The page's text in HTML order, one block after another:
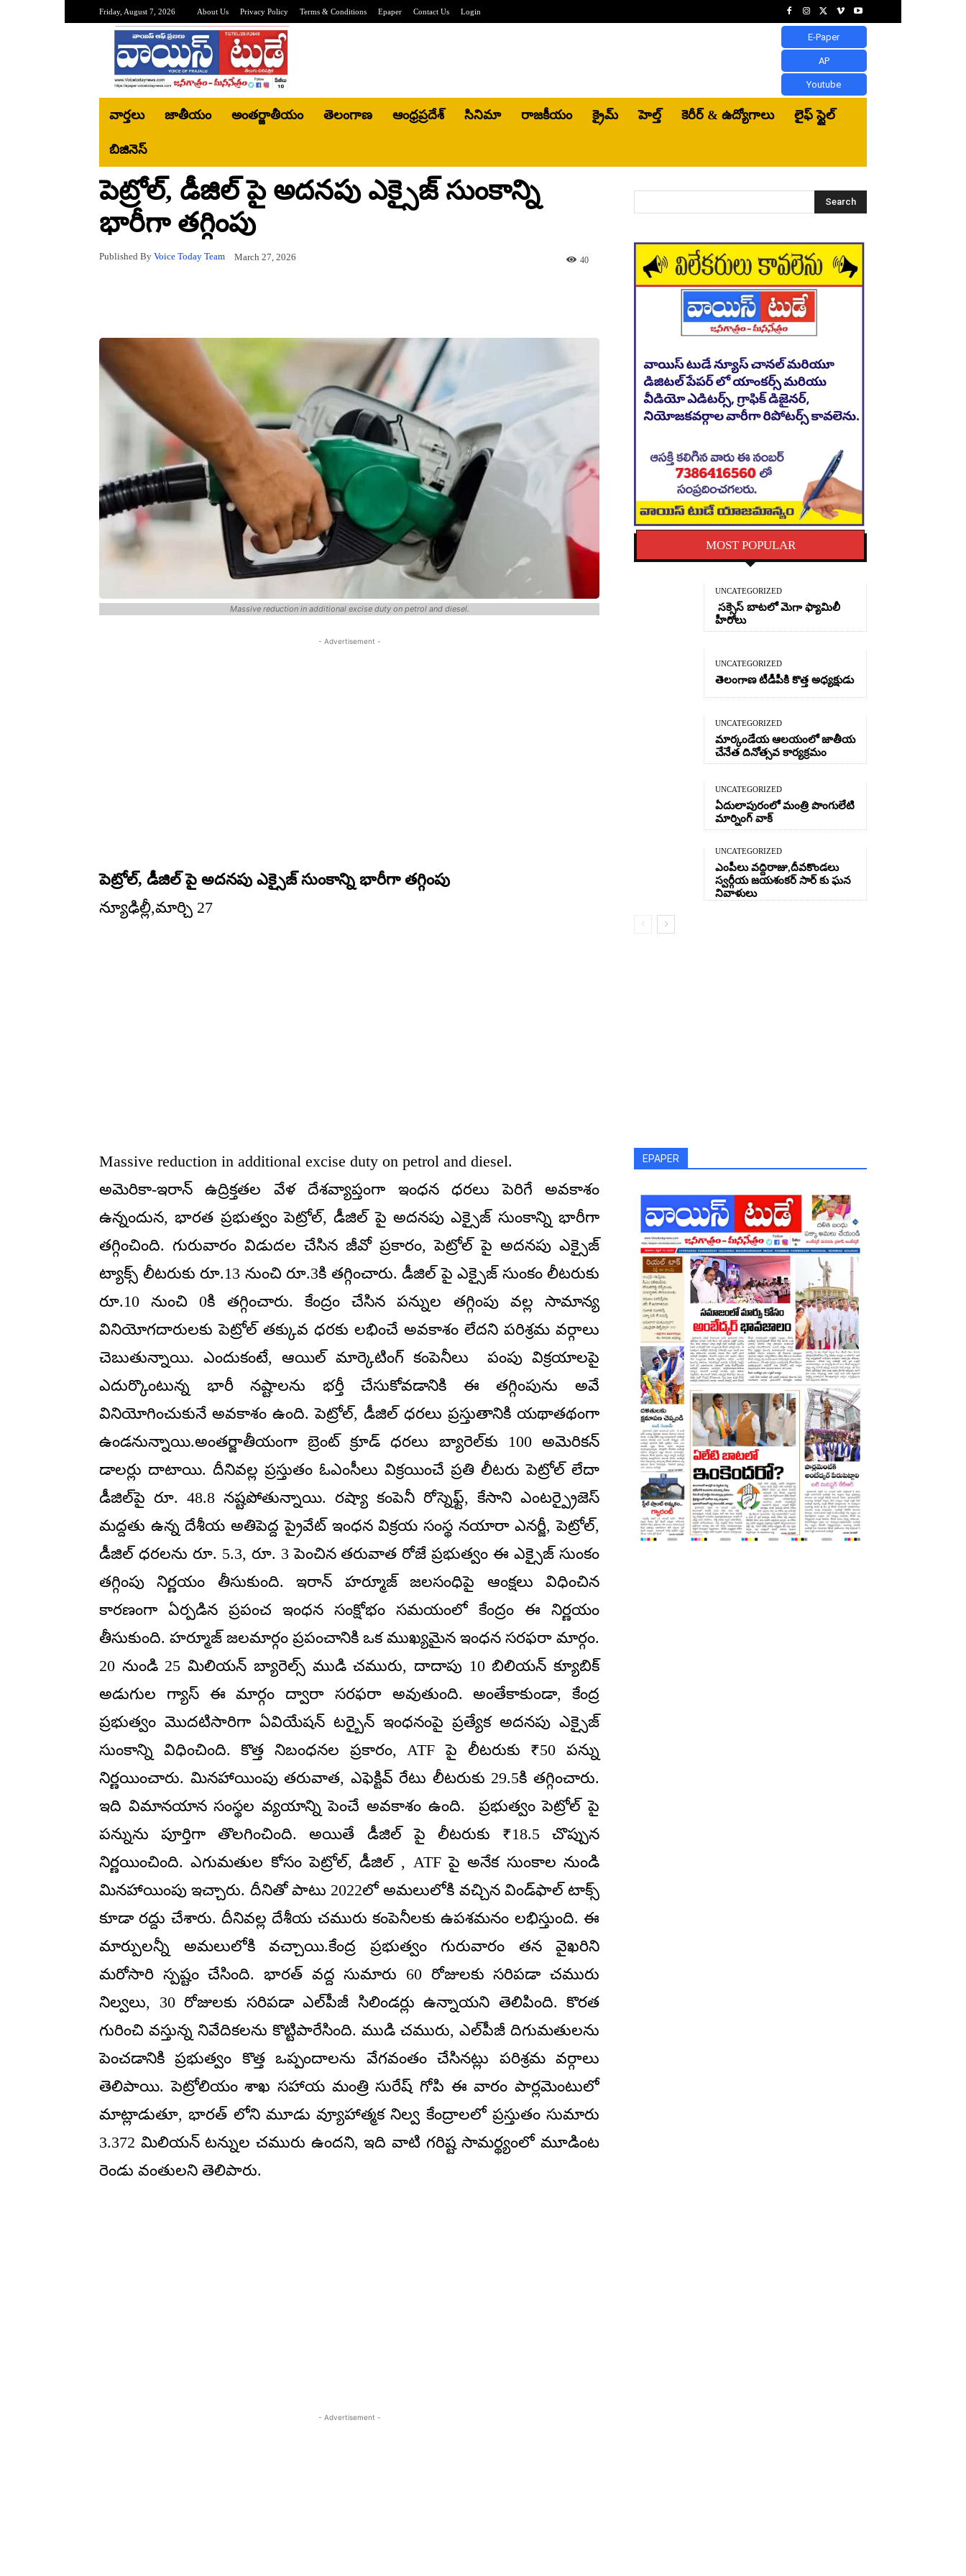
Friday, August 7, 2026 About Us Privacy Policy Terms & Conditions Epaper Contact Us Login
E-Paper
AP
Youtube
వార్తలు జాతీయం అంతర్జాతీయం తెలంగాణ ఆంధ్రప్రదేశ్ సినిమా రాజకీయం క్రైమ్ హెల్త్‌ కెరీర్ & ఉద్యోగాలు లైఫ్ స్టైల్
బిజినెస్‌
పెట్రోల్, డీజిల్ పై అదనపు ఎక్సైజ్ సుంకాన్ని
భారీగా తగ్గింపు
Published By Voice Today Team March 27, 2026 40
Massive reduction in additional excise duty on petrol and diesel.
- Advertisement -
పెట్రోల్, డీజిల్ పై అదనపు ఎక్సైజ్ సుంకాన్ని భారీగా తగ్గింపు
న్యూఢిల్లీ,మార్చి 27
Massive reduction in additional excise duty on petrol and diesel.
అమెరికా-ఇరాన్ ఉద్రిక్తతల వేళ దేశవ్యాప్తంగా ఇంధన ధరలు పెరిగే అవకాశం
ఉన్నందున, భారత ప్రభుత్వం పెట్రోల్, డీజిల్ పై అదనపు ఎక్సైజ్ సుంకాన్ని భారీగా
తగ్గించింది. గురువారం విడుదల చేసిన జీవో ప్రకారం, పెట్రోల్ పై అదనపు ఎక్సైజ్
ట్యాక్స్ లీటరుకు రూ.13 నుంచి రూ.3కి తగ్గించారు. డీజిల్ పై ఎక్సైజ్ సుంకం లీటరుకు
రూ.10 నుంచి 0కి తగ్గించారు. కేంద్రం చేసిన పన్నుల తగ్గింపు వల్ల సామాన్య
వినియోగదారులకు పెట్రోల్ తక్కువ ధరకు లభించే అవకాశం లేదని పరిశ్రమ వర్గాలు
చెబుతున్నాయి. ఎందుకంటే, ఆయిల్ మార్కెటింగ్ కంపెనీలు పంపు విక్రయాలపై
ఎదుర్కొంటున్న భారీ నష్టాలను భర్తీ చేసుకోవడానికి ఈ తగ్గింపును అవే
వినియోగించుకునే అవకాశం ఉంది. పెట్రోల్, డీజిల్ ధరలు ప్రస్తుతానికి యథాతథంగా
ఉండనున్నాయి.అంతర్జాతీయంగా బ్రెంట్ క్రూడ్ ధరలు బ్యారెల్‌కు 100 అమెరికన్
డాలర్లు దాటాయి. దీనివల్ల ప్రస్తుతం ఓఎంసీలు విక్రయించే ప్రతి లీటరు పెట్రోల్ లేదా
డీజిల్‌పై రూ. 48.8 నష్టపోతున్నాయి. రష్యా కంపెనీ రోస్నెఫ్ట్, కేసాని ఎంటర్ప్రైజెస్
మద్దతు ఉన్న దేశీయ అతిపెద్ద ప్రైవేట్ ఇంధన విక్రయ సంస్థ నయారా ఎనర్జీ, పెట్రోల్,
డీజిల్ ధరలను రూ. 5.3, రూ. 3 పెంచిన తరువాత రోజే ప్రభుత్వం ఈ ఎక్సైజ్ సుంకం
తగ్గింపు నిర్ణయం తీసుకుంది. ఇరాన్ హర్మూజ్ జలసంధిపై ఆంక్షలు విధించిన
కారణంగా ఏర్పడిన ప్రపంచ ఇంధన సంక్షోభం సమయంలో కేంద్రం ఈ నిర్ణయం
తీసుకుంది. హర్మూజ్ జలమార్గం ప్రపంచానికి ఒక ముఖ్యమైన ఇంధన సరఫరా మార్గం.
20 నుండి 25 మిలియన్ బ్యారెల్స్ ముడి చమురు, దాదాపు 10 బిలియన్ క్యూబిక్
అడుగుల గ్యాస్ ఈ మార్గం ద్వారా సరఫరా అవుతుంది. అంతేకాకుండా, కేంద్ర
ప్రభుత్వం మొదటిసారిగా ఏవియేషన్ టర్బైన్ ఇంధనంపై ప్రత్యేక అదనపు ఎక్సైజ్
సుంకాన్ని విధించింది. కొత్త నిబంధనల ప్రకారం, ATF పై లీటరుకు ₹50 పన్ను
నిర్ణయించారు. మినహాయింపు తరువాత, ఎఫెక్టివ్ రేటు లీటరుకు 29.5కి తగ్గించారు.
ఇది విమానయాన సంస్థల వ్యయాన్ని పెంచే అవకాశం ఉంది. ప్రభుత్వం పెట్రోల్ పై
పన్నును పూర్తిగా తొలగించింది. అయితే డీజిల్ పై లీటరుకు ₹18.5 చొప్పున
నిర్ణయించింది. ఎగుమతుల కోసం పెట్రోల్, డీజిల్ , ATF పై అనేక సుంకాల నుండి
మినహాయింపు ఇచ్చారు. దీనితో పాటు 2022లో అమలులోకి వచ్చిన విండ్‌ఫాల్ టాక్స్
కూడా రద్దు చేశారు. దీనివల్ల దేశీయ చమురు కంపెనీలకు ఉపశమనం లభిస్తుంది. ఈ
మార్పులన్నీ అమలులోకి వచ్చాయి.కేంద్ర ప్రభుత్వం గురువారం తన వైఖరిని
మరోసారి స్పష్టం చేసింది. భారత్ వద్ద సుమారు 60 రోజులకు సరిపడా చమురు
నిల్వలు, 30 రోజులకు సరిపడా ఎల్‌పీజీ సిలిండర్లు ఉన్నాయని తెలిపింది. కొరత
గురించి వస్తున్న నివేదికలను కొట్టిపారేసింది. ముడి చమురు, ఎల్‌పీజీ దిగుమతులను
పెంచడానికి ప్రభుత్వం కొత్త ఒప్పందాలను వేగవంతం చేసినట్లు పరిశ్రమ వర్గాలు
తెలిపాయి. పెట్రోలియం శాఖ సహాయ మంత్రి సురేష్ గోపి ఈ వారం పార్లమెంటులో
మాట్లాడుతూ, భారత్ లోని మూడు వ్యూహాత్మక నిల్వ కేంద్రాలలో ప్రస్తుతం సుమారు
3.372 మిలియన్ టన్నుల చమురు ఉందని, ఇది వాటి గరిష్ట సామర్థ్యంలో మూడింట
రెండు వంతులని తెలిపారు.
- Advertisement -
Search
MOST POPULAR
UNCATEGORIZED
సక్సెస్ బాటలో మెగా ఫ్యామిలీ
హీరోలు
UNCATEGORIZED
తెలంగాణ టీడీపీకి కొత్త అధ్యక్షుడు
UNCATEGORIZED
మార్కండేయ ఆలయంలో జాతీయ
చేనేత దినోత్సవ కార్యక్రమం
UNCATEGORIZED
ఏదులాపురంలో మంత్రి పొంగులేటి
మార్నింగ్ వాక్
UNCATEGORIZED
ఎంపీలు వద్దిరాజు,దీవకొండలు
స్వర్గీయ జయశంకర్ సార్ కు ఘన
నివాళులు
EPAPER